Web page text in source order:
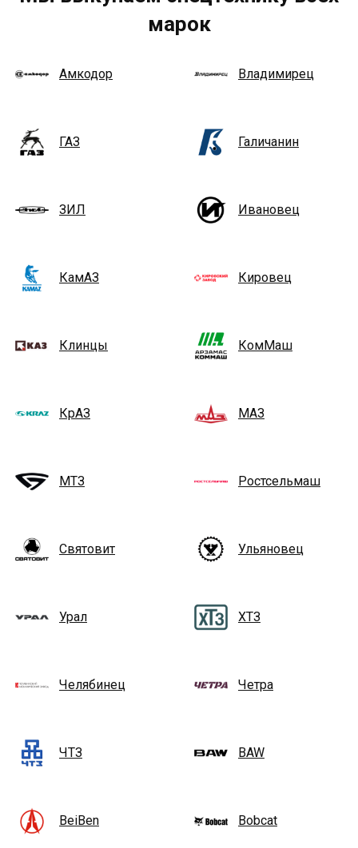
марок
Амкодор Владимирец
ГАЗ Галичанин
ЗИЛ Ивановец
КамАЗ Кировец
Клинцы КомМаш
КрАЗ МАЗ
МТЗ Ростсельмаш
Святовит Ульяновец
Урал ХТЗ
Челябинец Четра
ЧТЗ BAW
BeiBen Bobcat